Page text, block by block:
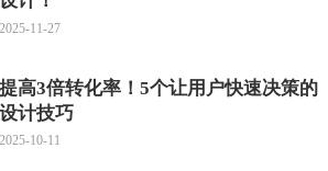
2025-11-27
提高3倍转化率！5个让用户快速决策的
设计技巧
2025-10-11